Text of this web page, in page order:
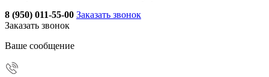
8 (950) 011-55-00 Заказать звонок
Заказать звонок
Ваше сообщение